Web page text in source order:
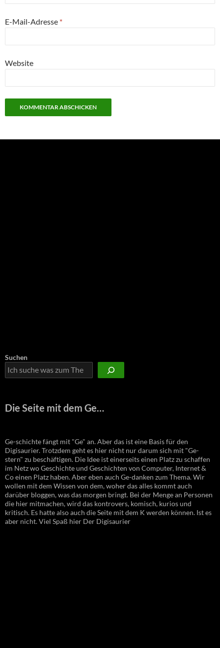
E-Mail-Adresse *
Website
Suchen
Die Seite mit dem Ge…
Ge-schichte fängt mit "Ge" an. Aber das ist eine Basis für den
Digisaurier. Trotzdem geht es hier nicht nur darum sich mit "Ge-
stern" zu beschäftigen. Die Idee ist einerseits einen Platz zu schaffen
im Netz wo Geschichte und Geschichten von Computer, Internet &
Co einen Platz haben. Aber eben auch Ge-danken zum Thema. Wir
wollen mit dem Wissen von dem, woher das alles kommt auch
darüber bloggen, was das morgen bringt. Bei der Menge an Personen
die hier mitmachen, wird das kontrovers, komisch, kurios und
kritisch. Es hatte also auch die Seite mit dem K werden können. Ist es
aber nicht. Viel Spaß hier Der Digisaurier